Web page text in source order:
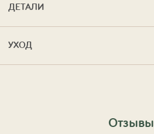
ДЕТАЛИ
УХОД
Отзывы